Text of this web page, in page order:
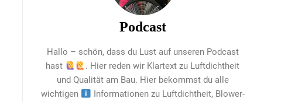
Podcast
Hallo – schön, dass du Lust auf unseren Podcast
hast
. Hier reden wir Klartext zu Luftdichtheit
und Qualität am Bau. Hier bekommst du alle
wichtigen
Informationen zu Luftdichtheit, Blower-